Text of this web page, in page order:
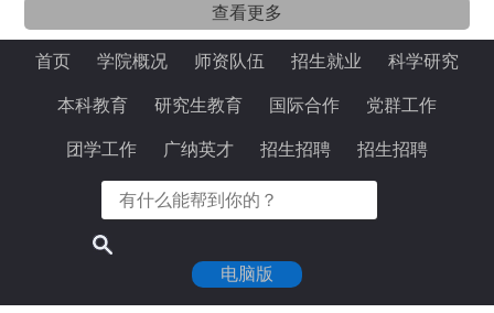
查看更多
首页 学院概况 师资队伍 招生就业 科学研究
本科教育 研究生教育 国际合作 党群工作
团学工作 广纳英才 招生招聘 招生招聘
电脑版